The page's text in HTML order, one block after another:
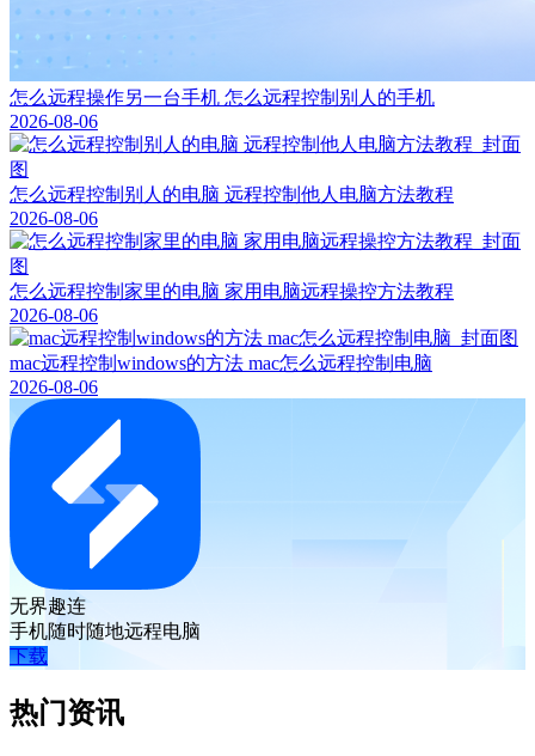
怎么远程操作另一台手机 怎么远程控制别人的手机
2026-08-06
怎么远程控制别人的电脑 远程控制他人电脑方法教程
2026-08-06
怎么远程控制家里的电脑 家用电脑远程操控方法教程
2026-08-06
mac远程控制windows的方法 mac怎么远程控制电脑
2026-08-06
无界趣连
手机随时随地远程电脑
下载
热门资讯